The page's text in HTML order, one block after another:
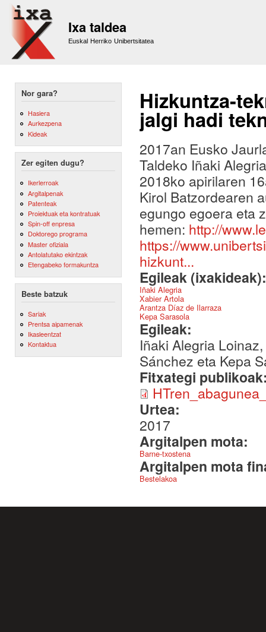
Ixa taldea
Euskal Herriko Unibertsitatea
Nor gara?
Hasiera
Aurkezpena
Kideak
Zer egiten dugu?
Ikerlerroak
Argitalpenak
Patenteak
Proiektuak eta kontratuak
Spin-off enpresa
Doktorego programa
Master ofiziala
Antolatutako ekintzak
Etengabeko formakuntza
Beste batzuk
Sariak
Prentsa aipamenak
Ikasleentzat
Kontaktua
Hizkuntza-
jalgi hadi
2017an Eusko
Taldeko Iñaki
2018ko apirilaren
Kirol Batzordearen
egungo egoera eta
hemen: http://
https://
hizkunt...
Egileak
Iñaki Alegria
Xabier Artola
Arantza Díaz de Ilarraza
Kepa Sarasola
Egileak:
Iñaki Alegria
Sánchez eta Kepa
Fitxategi
Urtea:
2017
Argitalpen mota:
Barne-txostena
Argitalpen mota
Bestelakoa